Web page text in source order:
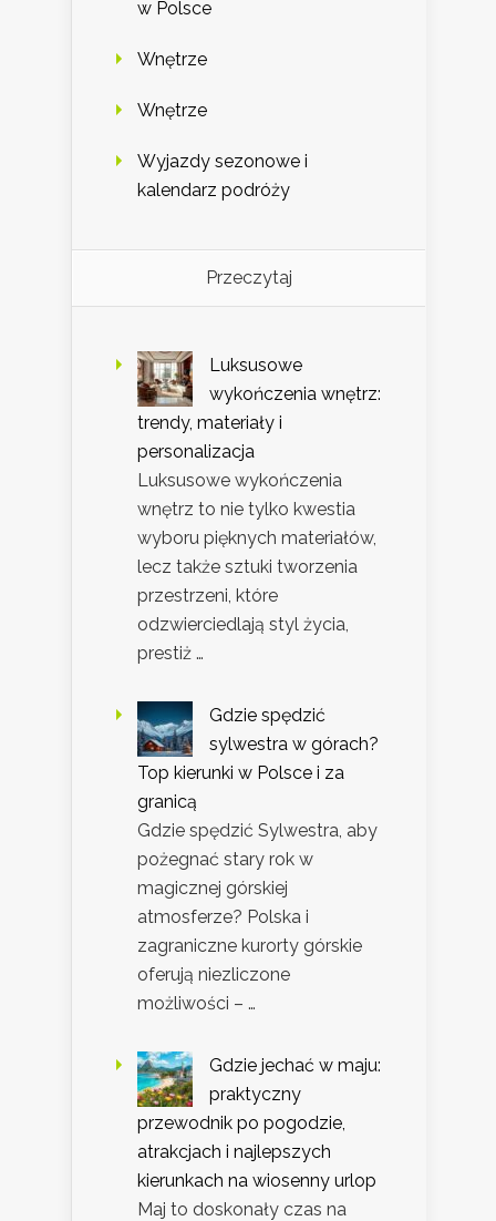
w Polsce
Wnętrze
Wnętrze
Wyjazdy sezonowe i
kalendarz podróży
Przeczytaj
Luksusowe
wykończenia wnętrz:
trendy, materiały i
personalizacja
Luksusowe wykończenia
wnętrz to nie tylko kwestia
wyboru pięknych materiałów,
lecz także sztuki tworzenia
przestrzeni, które
odzwierciedlają styl życia,
prestiż …
Gdzie spędzić
sylwestra w górach?
Top kierunki w Polsce i za
granicą
Gdzie spędzić Sylwestra, aby
pożegnać stary rok w
magicznej górskiej
atmosferze? Polska i
zagraniczne kurorty górskie
oferują niezliczone
możliwości – …
Gdzie jechać w maju:
praktyczny
przewodnik po pogodzie,
atrakcjach i najlepszych
kierunkach na wiosenny urlop
Maj to doskonały czas na